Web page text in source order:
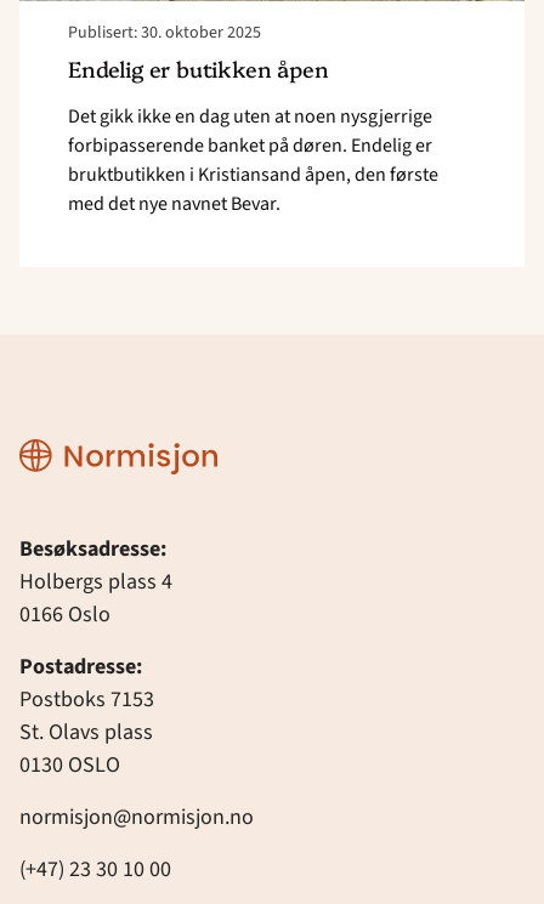
Publisert: 30. oktober 2025
Endelig er butikken åpen
Det gikk ikke en dag uten at noen nysgjerrige
forbipasserende banket på døren. Endelig er
bruktbutikken i Kristiansand åpen, den første
med det nye navnet Bevar.
Normisjon
Besøksadresse:
Holbergs plass 4
0166 Oslo
Postadresse:
Postboks 7153
St. Olavs plass
0130 OSLO
normisjon@normisjon.no
(+47) 23 30 10 00